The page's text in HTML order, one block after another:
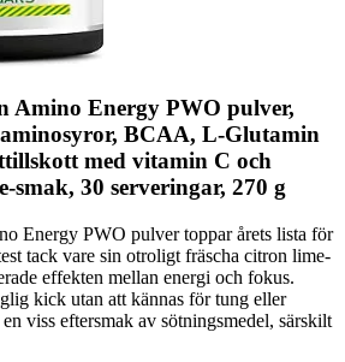
Amino Energy PWO pulver,
BCAA, L-Glutamin
med vitamin C och
30 serveringar, 270 g
Energy PWO pulver toppar årets lista för
tack vare sin otroligt fräscha citron lime-
effekten mellan energi och fokus.
kick utan att kännas för tung eller
viss eftersmak av sötningsmedel, särskilt